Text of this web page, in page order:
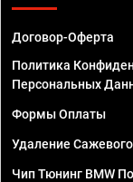
Договор-Оферта
Политика
Персональных
Формы Оплаты
Удаление
Чип Тюнинг BMW